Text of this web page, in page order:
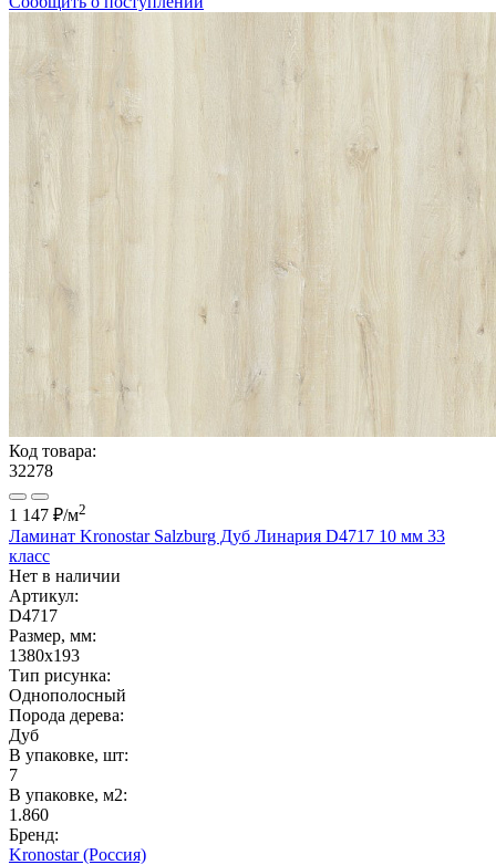
Код товара:
32278
1 147 ₽/м2
Ламинат Kronostar Salzburg Дуб Линария D4717 10 мм 33
класс
Нет в наличии
Артикул:
D4717
Размер, мм:
1380x193
Тип рисунка:
Однополосный
Порода дерева:
Дуб
В упаковке, шт:
7
В упаковке, м2:
1.860
Бренд:
Kronostar (Россия)